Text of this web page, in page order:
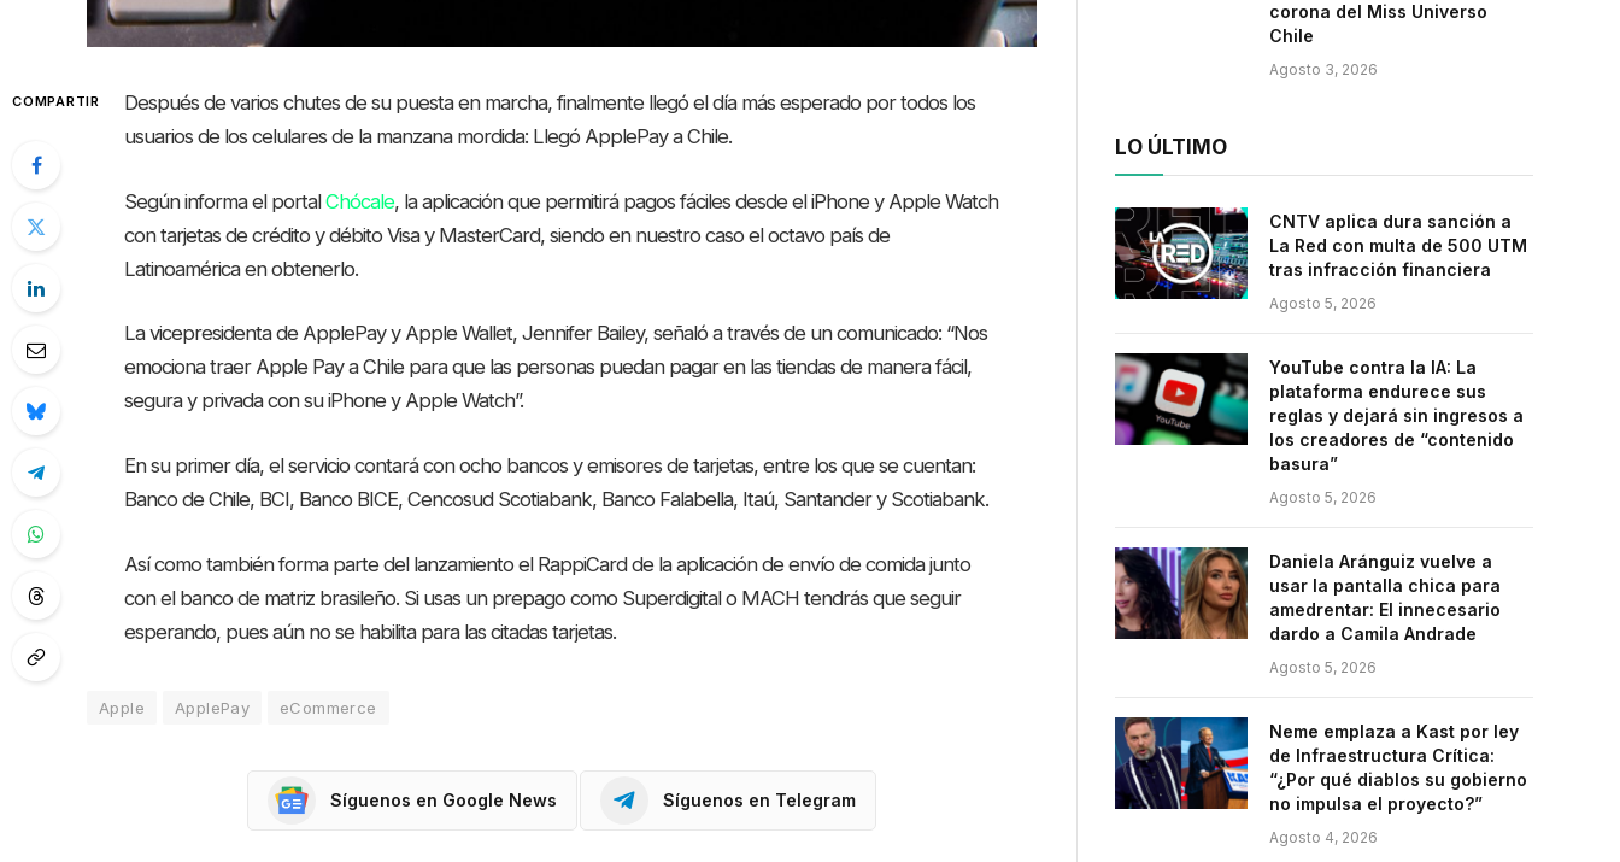
COMPARTIR
Después de varios chutes de su puesta en marcha, finalmente llegó el día más esperado por todos los
usuarios de los celulares de la manzana mordida: Llegó ApplePay a Chile.
Según informa el portalChócale, la aplicación que permitirá pagos fáciles desde el iPhone y Apple Watch
con tarjetas de crédito y débito Visa y MasterCard, siendo en nuestro caso el octavo país de
Latinoamérica en obtenerlo.
La vicepresidenta de ApplePay y Apple Wallet, Jennifer Bailey, señaló a través de un comunicado: “Nos
emociona traer Apple Pay a Chile para que las personas puedan pagar en las tiendas de manera fácil,
segura y privada con su iPhone y Apple Watch”.
En su primer día, el servicio contará con ocho bancos y emisores de tarjetas, entre los que se cuentan:
Banco de Chile, BCI, Banco BICE, Cencosud Scotiabank, Banco Falabella, Itaú, Santander y Scotiabank.
Así como también forma parte del lanzamiento el RappiCard de la aplicación de envío de comida junto
con el banco de matriz brasileño. Si usas un prepago como Superdigital o MACH tendrás que seguir
esperando, pues aún no se habilita para las citadas tarjetas.
Apple ApplePay eCommerce
Síguenos en Google News Síguenos en Telegram
corona del Miss Universo
Chile
Agosto 3, 2026
LO ÚLTIMO
CNTV aplica dura sanción a
La Red con multa de 500 UTM
tras infracción financiera
Agosto 5, 2026
YouTube contra la IA: La
plataforma endurece sus
reglas y dejará sin ingresos a
los creadores de “contenido
basura”
Agosto 5, 2026
Daniela Aránguiz vuelve a
usar la pantalla chica para
amedrentar: El innecesario
dardo a Camila Andrade
Agosto 5, 2026
Neme emplaza a Kast por ley
de Infraestructura Crítica:
“¿Por qué diablos su gobierno
no impulsa el proyecto?”
Agosto 4, 2026